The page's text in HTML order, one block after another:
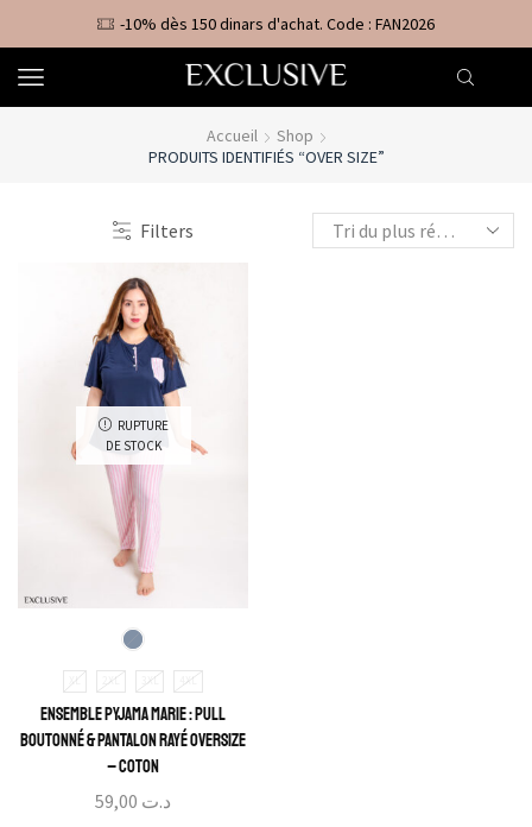
-10% dès 150 dinars d'achat. Code : FAN2026
Accueil
Shop
PRODUITS IDENTIFIÉS “OVER SIZE”
Filters
RUPTURE
DE STOCK
XL 2XL 3XL 4XL
Ensemble Pyjama Marie : Pull
Boutonné & Pantalon Rayé Oversize
– Coton
د.ت